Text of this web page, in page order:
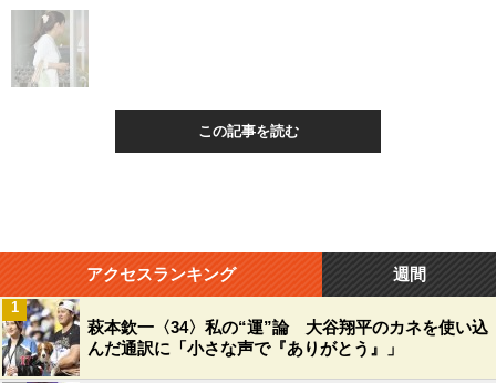
この記事を読む
アクセスランキング 週間
萩本欽一〈34〉私の“運”論 大谷翔平のカネを使い込
んだ通訳に「小さな声で『ありがとう』」
1